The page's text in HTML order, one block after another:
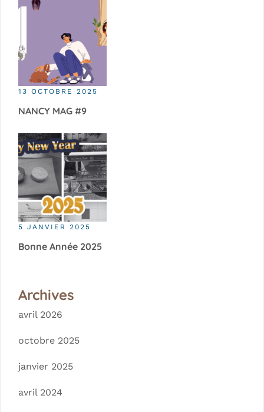
13 OCTOBRE 2025
NANCY MAG #9
5 JANVIER 2025
Bonne Année 2025
Archives
avril 2026
octobre 2025
janvier 2025
avril 2024